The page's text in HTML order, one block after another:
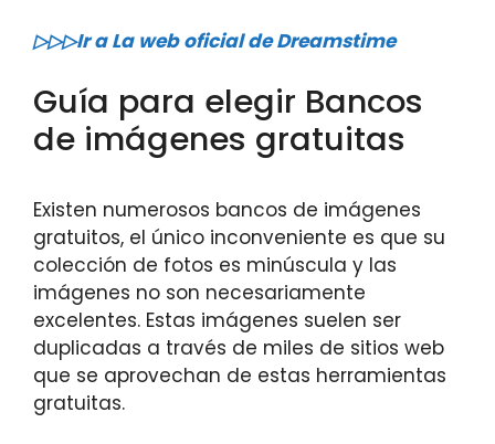
▷▷▷Ir a La web oficial de Dreamstime
Guía para elegir Bancos
de imágenes gratuitas
Existen numerosos bancos de imágenes
gratuitos, el único inconveniente es que su
colección de fotos es minúscula y las
imágenes no son necesariamente
excelentes. Estas imágenes suelen ser
duplicadas a través de miles de sitios web
que se aprovechan de estas herramientas
gratuitas.